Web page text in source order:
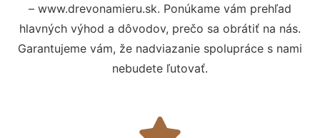
– www.drevonamieru.sk. Ponúkame vám prehľad
hlavných výhod a dôvodov, prečo sa obrátiť na nás.
Garantujeme vám, že nadviazanie spolupráce s nami
nebudete ľutovať.